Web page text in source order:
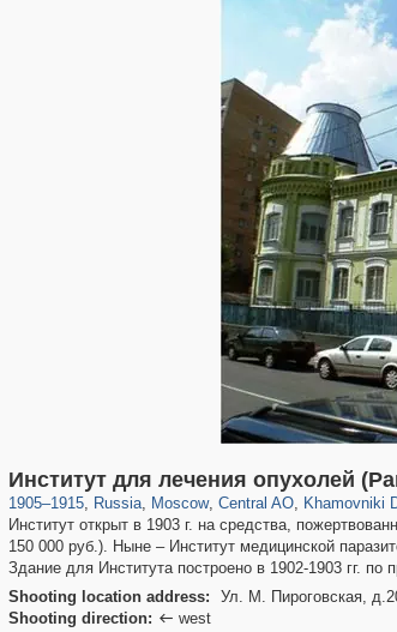
Институт для лечения опухолей
1905–1915, Russia
1,406,839 29,243
, Moscow
319,861 8,286
, Central AO
160,009 5,916
, Khamovniki
19,395 722
Институт открыт в 1903 г. на средства,
150 000 руб.). Ныне – Институт медицинской
Здание для Института построено в 1902-1903 гг. по
Shooting location address:
Ул. М. Пироговская,
Shooting direction:  west